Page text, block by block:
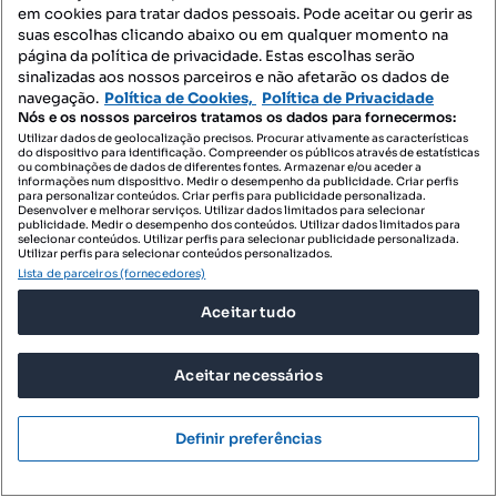
em cookies para tratar dados pessoais. Pode aceitar ou gerir as
suas escolhas clicando abaixo ou em qualquer momento na
página da política de privacidade. Estas escolhas serão
sinalizadas aos nossos parceiros e não afetarão os dados de
navegação. Política de Cookies, Política de Privacidade
Nós e os nossos parceiros tratamos os dados para fornecermos:
Utilizar dados de geolocalização precisos. Procurar ativamente as características
do dispositivo para identificação. Compreender os públicos através de estatísticas
ou combinações de dados de diferentes fontes. Armazenar e/ou aceder a
informações num dispositivo. Medir o desempenho da publicidade. Criar perfis
para personalizar conteúdos. Criar perfis para publicidade personalizada.
Desenvolver e melhorar serviços. Utilizar dados limitados para selecionar
publicidade. Medir o desempenho dos conteúdos. Utilizar dados limitados para
selecionar conteúdos. Utilizar perfis para selecionar publicidade personalizada.
Utilizar perfis para selecionar conteúdos personalizados.
Lista de parceiros (fornecedores)
Aceitar tudo
Aceitar necessários
Definir preferências